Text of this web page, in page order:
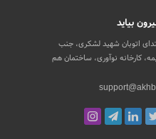
بیاید
اتوبان شهید لشکری، جنب
کارخانه نوآوری، ساختمان هم